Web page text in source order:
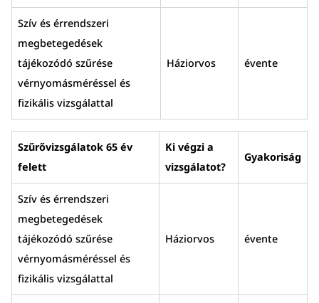
Szív és érrendszeri
megbetegedések
tájékozódó szűrése
vérnyomásméréssel és
fizikális vizsgálattal
Háziorvos évente
Szűrővizsgálatok 65 év
felett
Ki végzi a
vizsgálatot?
Gyakoriság
Szív és érrendszeri
megbetegedések
tájékozódó szűrése
vérnyomásméréssel és
fizikális vizsgálattal
Háziorvos évente